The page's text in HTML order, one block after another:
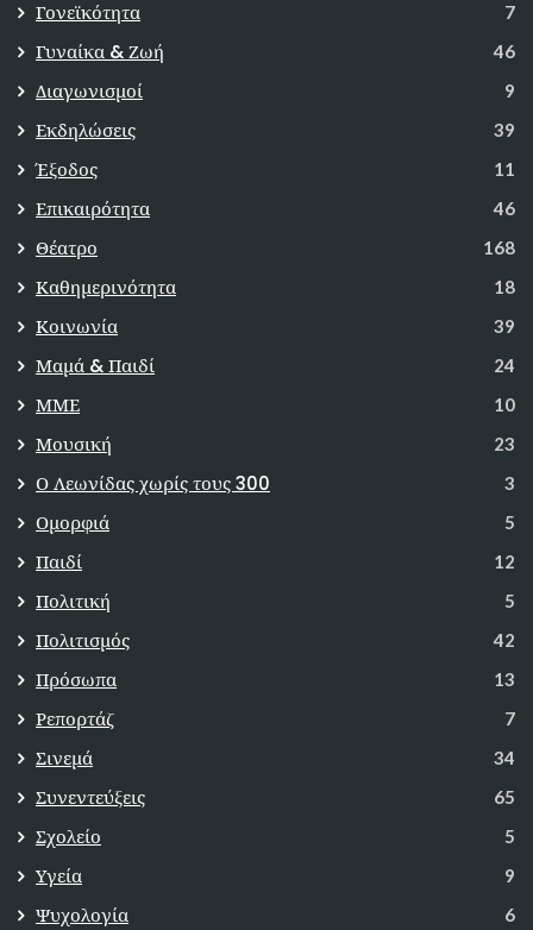
Γονεϊκότητα 7
Γυναίκα & Ζωή 46
Διαγωνισμοί 9
Εκδηλώσεις 39
Έξοδος 11
Επικαιρότητα 46
Θέατρο 168
Καθημερινότητα 18
Κοινωνία 39
Μαμά & Παιδί 24
ΜΜΕ 10
Μουσική 23
Ο Λεωνίδας χωρίς τους 300 3
Ομορφιά 5
Παιδί 12
Πολιτική 5
Πολιτισμός 42
Πρόσωπα 13
Ρεπορτάζ 7
Σινεμά 34
Συνεντεύξεις 65
Σχολείο 5
Υγεία 9
Ψυχολογία 6